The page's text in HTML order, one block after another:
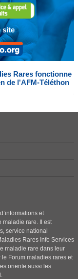
site
Rares fonctionne
de l'AFM-Téléthon
et
maladie rare. Il est
service national
Rares Info Services
maladie rare dans leur
Forum maladies rares et
oriente aussi les